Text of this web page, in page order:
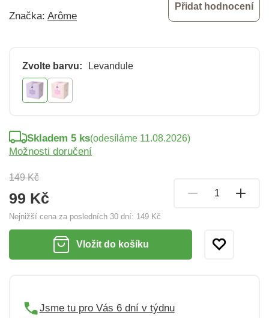
Značka: Arôme
Přidat hodnocení
Zvolte barvu: Levandule
149 Kč
99 Kč
Nejnižší cena za posledních 30 dní: 149 Kč
Skladem 5 ks(odesíláme 11.08.2026)
Možnosti doručení
Vložit do košíku
Jsme tu pro Vás 6 dní v týdnu